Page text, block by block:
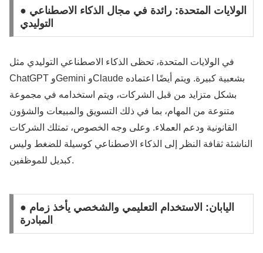
● الولايات المتحدة: رائدة في مجال الذكاء الاصطناعي
التوليدي
في الولايات المتحدة، تحظى الذكاء الاصطناعي التوليدي مثل
ChatGPT وGemini وClaude بشعبية كبيرة. ويتم أيضًا اعتماده
بشكل متزايد من قبل الشركات، ويتم استخدامه في مجموعة
متنوعة من المهام، بما في ذلك التسويق والمبيعات والشؤون
القانونية ودعم العملاء. وعلى وجه الخصوص، تمتلك الشركات
الناشئة ثقافة النظر إلى الذكاء الاصطناعي كوسيلة للضغط وليس
كبديل للموظفين.
● اليابان: الاستخدام التعليمي والشخصي يأخذ زمام
المبادرة